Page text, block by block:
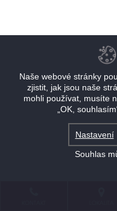
Naše webové stránky
zjistit, jak jsou naše
mohli používat, musíte
„OK,
Nastavení
Souhlas